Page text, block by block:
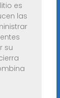
es
las
su